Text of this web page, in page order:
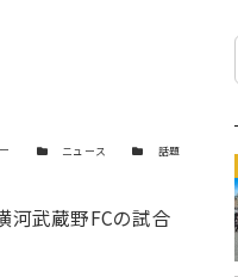
カテゴリー
ニュース カテゴリー
話題
河武蔵野FCの試合
検